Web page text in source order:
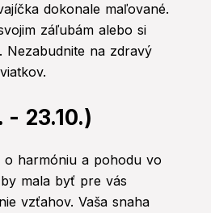
dokonale maľované.
záľubám alebo si
Nezabudnite na zdravý
- 23.10.)
o harmóniu a pohodu vo
mala byť pre vás
vzťahov. Vaša snaha